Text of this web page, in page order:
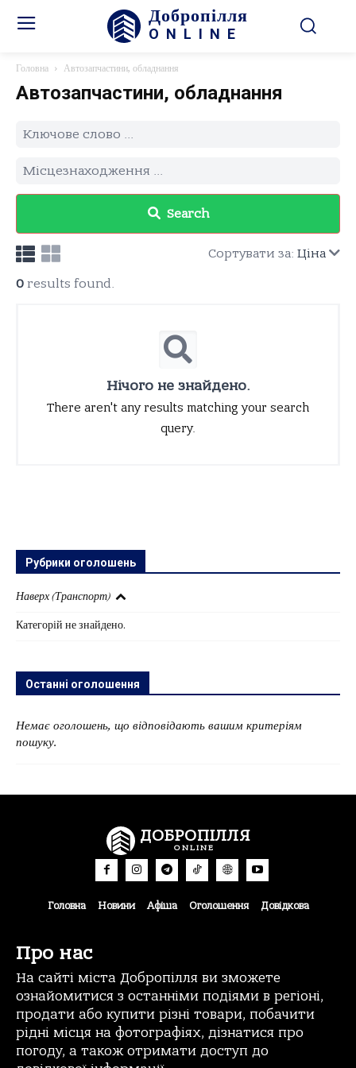
Добропілля
ONLINE
Головна Автозапчастини, обладнання
Автозапчастини, обладнання
Search
Сортувати за: Ціна
0 results found.
Нічого не знайдено.
There aren't any results matching your search
query.
Рубрики оголошень
Наверх (Транспорт)
Категорій не знайдено.
Останні оголошення
Немає оголошень, що відповідають вашим критеріям
пошуку.
ДОБРОПІЛЛЯ
ONLINE
Головна Новини Афіша Оголошення Довідкова
Про нас
На сайті міста Добропілля ви зможете
ознайомитися з останніми подіями в регіоні,
продати або купити різні товари, побачити
рідні місця на фотографіях, дізнатися про
погоду, а також отримати доступ до